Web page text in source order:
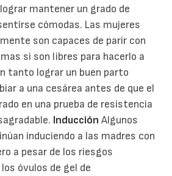
mantener un grado de
cómodas. Las mujeres
son capaces de parir con
si son libres para hacerlo a
tanto lograr un buen parto
a una cesárea antes de que el
en una prueba de resistencia
Inducción Algunos
induciendo a las madres con
a pesar de los riesgos
óvulos de gel de